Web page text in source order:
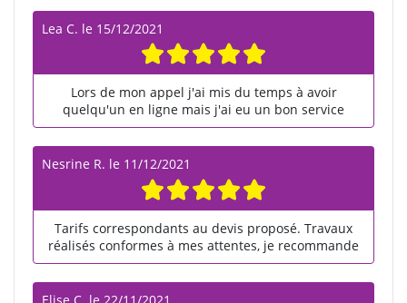
Lea C. le 15/12/2021
Lors de mon appel j'ai mis du temps à avoir
quelqu'un en ligne mais j'ai eu un bon service
Nesrine R. le 11/12/2021
Tarifs correspondants au devis proposé. Travaux
réalisés conformes à mes attentes, je recommande